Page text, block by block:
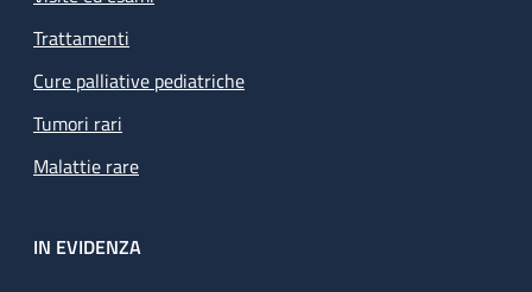
Trattamenti
Cure palliative pediatriche
Tumori rari
Malattie rare
IN EVIDENZA